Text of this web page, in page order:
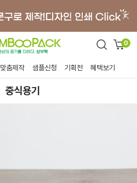
0
맞춤제작 샘플신청 기획전 혜택보기
중식용기